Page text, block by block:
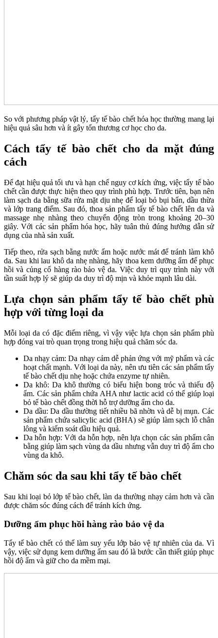
So với phương pháp vật lý, tẩy tế bào chết hóa học thường mang lại
hiệu quả sâu hơn và ít gây tổn thương cơ học cho da.
Cách tẩy tế bào chết cho da mặt đúng
cách
Để đạt hiệu quả tối ưu và hạn chế nguy cơ kích ứng, việc tẩy tế bào
chết cần được thực hiện theo quy trình phù hợp. Trước tiên, bạn nên
làm sạch da bằng sữa rửa mặt dịu nhẹ để loại bỏ bụi bẩn, dầu thừa
và lớp trang điểm. Sau đó, thoa sản phẩm tẩy tế bào chết lên da và
massage nhẹ nhàng theo chuyển động tròn trong khoảng 20–30
giây. Với các sản phẩm hóa học, hãy tuân thủ đúng hướng dẫn sử
dụng của nhà sản xuất.
Tiếp theo, rửa sạch bằng nước ấm hoặc nước mát để tránh làm khô
da. Sau khi lau khô da nhẹ nhàng, hãy thoa kem dưỡng ẩm để phục
hồi và củng cố hàng rào bảo vệ da. Việc duy trì quy trình này với
tần suất hợp lý sẽ giúp da duy trì độ mịn và khỏe mạnh lâu dài.
Lựa chọn sản phẩm tẩy tế bào chết phù
hợp với từng loại da
Mỗi loại da có đặc điểm riêng, vì vậy việc lựa chọn sản phẩm phù
hợp đóng vai trò quan trọng trong hiệu quả chăm sóc da.
Da nhạy cảm: Da nhạy cảm dễ phản ứng với mỹ phẩm và các
hoạt chất mạnh. Với loại da này, nên ưu tiên các sản phẩm tẩy
tế bào chết dịu nhẹ hoặc chứa enzyme tự nhiên.
Da khô: Da khô thường có biểu hiện bong tróc và thiếu độ
ẩm. Các sản phẩm chứa AHA như lactic acid có thể giúp loại
bỏ tế bào chết đồng thời hỗ trợ dưỡng ẩm cho da.
Da dầu: Da dầu thường tiết nhiều bã nhờn và dễ bị mụn. Các
sản phẩm chứa salicylic acid (BHA) sẽ giúp làm sạch lỗ chân
lông và kiểm soát dầu hiệu quả.
Da hỗn hợp: Với da hỗn hợp, nên lựa chọn các sản phẩm cân
bằng giúp làm sạch vùng da dầu nhưng vẫn duy trì độ ẩm cho
vùng da khô.
Chăm sóc da sau khi tẩy tế bào chết
Sau khi loại bỏ lớp tế bào chết, làn da thường nhạy cảm hơn và cần
được chăm sóc đúng cách để tránh kích ứng.
Dưỡng ẩm phục hồi hàng rào bảo vệ da
Tẩy tế bào chết có thể làm suy yếu lớp bảo vệ tự nhiên của da. Vì
vậy, việc sử dụng kem dưỡng ẩm sau đó là bước cần thiết giúp phục
hồi độ ẩm và giữ cho da mềm mại.